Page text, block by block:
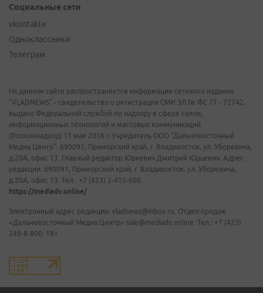
Социальные сети
vkontakte
Одноклассники
Телеграм
На данном сайте распространяется информация сетевого издания
"VLADNEWS" - свидетельство о регистрации СМИ ЭЛ № ФС 77 - 72742,
выдано Федеральной службой по надзору в сфере связи,
информационных технологий и массовых коммуникаций
(Роскомнадзор) 17 мая 2018 г. Учредитель ООО "Дальневосточный
Медиа Центр". 690091, Приморский край, г. Владивосток, ул. Уборевича,
д.20А, офис 13. Главный редактор Юркевич Дмитрий Юрьевич. Адрес
редакции: 690091, Приморский край, г. Владивосток, ул. Уборевича,
д.20А, офис 13. Тел.: +7 (423) 2-415-600.
https://mediadv.online/
Электронный адрес редакции: vladnews@inbox.ru. Отдел продаж
«Дальневосточный Медиа Центр» sale@mediadv.online. Тел.: +7 (423)
249-8-800. 18+